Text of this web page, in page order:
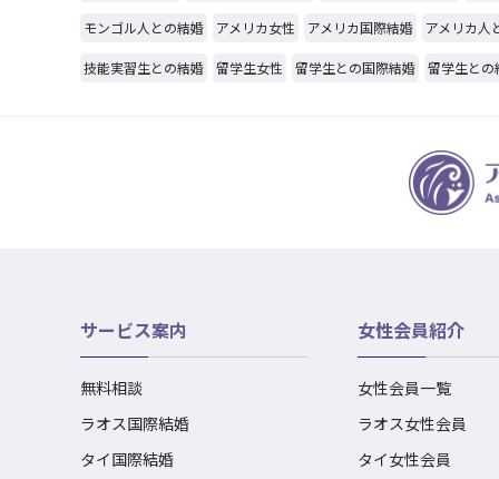
モンゴル人との結婚 アメリカ女性 アメリカ国際結婚 アメリカ人
技能実習生との結婚 留学生女性 留学生との国際結婚 留学生との
サービス案内
無料相談
ラオス国際結婚
タイ国際結婚
女性会員紹介
女性会員一覧
ラオス女性会員
タイ女性会員